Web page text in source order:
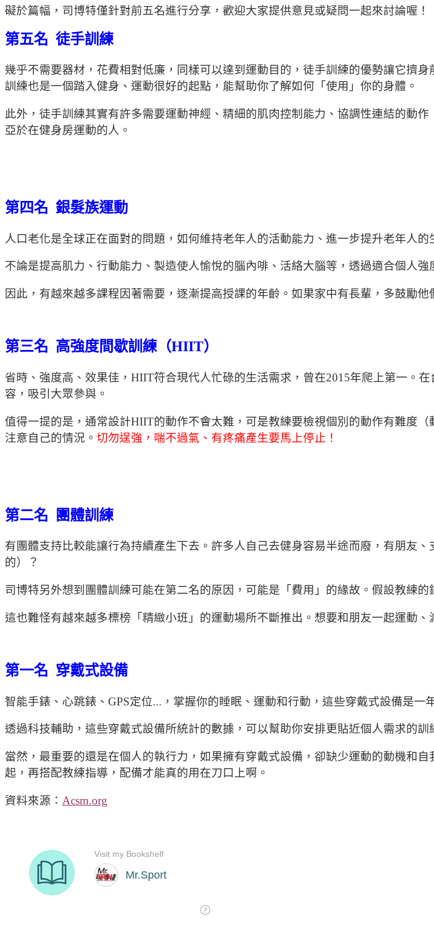
礙於篇幅，司博特僅針對前五名進行分享，歡迎大家提供意見或疑問一起來討論喔！
第五名 徒手訓練
幾乎不需要器材，花費相對低廉，同樣可以達到運動目的，徒手訓練的優勢讓它擠
訓練也是一個踏入健身、運動很好的起點，能幫助你了解如何「使用」你的身體。
此外，徒手訓練其實有許多需要運動神經、精細的肌肉控制能力、協調性連結的動
亞於在健身房運動的人。
第四名 銀髮族運動
人口老化是全球正在面對的問題，如何維持老年人的活動能力、進一步提升老年人的
不論是提高肌力、行動能力、製造使人愉悅的腦內啡、活絡大腦等，透過適合個人強
因此，有越來越多課程因著需要，逐漸提高授課的年齡。如果家中有長輩，多鼓勵
第三名 高強度間歇訓練（HIIT）
省時、強度高、效果佳，HIIT符合現代人忙碌的生活需求，曾在2015年爬上第一。
容，吸引大眾參與。
值得一提的是，通常設計HIIT的動作不會太難，可是教練要檢視個別的動作有難度
注意自己的情況。 切勿逞強，喘不過氣、有疼痛產生要馬上停止！
第二名 團體訓練
有團體支持比較能讓行為持續產生下去。許多人自己去健身容易半途而廢，有朋友
的）？
司博特另外想到團體訓練可能在第二名的原因，可能是「費用」的緣故。假設教練
這也難怪有越來越多標榜「精緻小班」的運動場所不斷推出。想要和朋友一起運動
第一名 穿戴式設備
智能手錶、心跳錶、GPS定位...，掌握你的睡眠、運動和行動，這些穿戴式設備是
透過科技輔助，這些穿戴式設備所統計的數據，可以幫助你安排更貼近個人需求的
當然，最重要的還是在個人的執行力，如果擁有穿戴式設備，卻缺少運動的動機和
起，再搭配教練指導，配備才能真的用在刀口上啊。
資料來源： Acsm.org